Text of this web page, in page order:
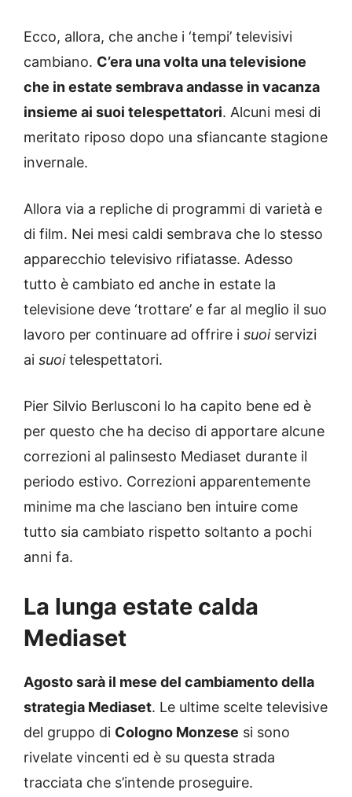
Ecco, allora, che anche i ‘tempi’ televisivi
cambiano. C’era una volta una televisione
che in estate sembrava andasse in vacanza
insieme ai suoi telespettatori. Alcuni mesi di
meritato riposo dopo una sfiancante stagione
invernale.
Allora via a repliche di programmi di varietà e
di film. Nei mesi caldi sembrava che lo stesso
apparecchio televisivo rifiatasse. Adesso
tutto è cambiato ed anche in estate la
televisione deve ‘trottare’ e far al meglio il suo
lavoro per continuare ad offrire i suoiservizi
ai suoitelespettatori.
Pier Silvio Berlusconi lo ha capito bene ed è
per questo che ha deciso di apportare alcune
correzioni al palinsesto Mediaset durante il
periodo estivo. Correzioni apparentemente
minime ma che lasciano ben intuire come
tutto sia cambiato rispetto soltanto a pochi
anni fa.
La lunga estate calda
Mediaset
Agosto sarà il mese del cambiamento della
strategia Mediaset. Le ultime scelte televisive
del gruppo di Cologno Monzese si sono
rivelate vincenti ed è su questa strada
tracciata che s’intende proseguire.